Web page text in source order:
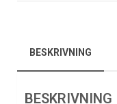
BESKRIVNING
BESKRIVNING